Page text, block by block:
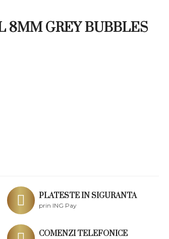
8MM GREY BUBBLES
PLATESTE IN SIGURANTA
prin ING Pay
COMENZI TELEFONICE